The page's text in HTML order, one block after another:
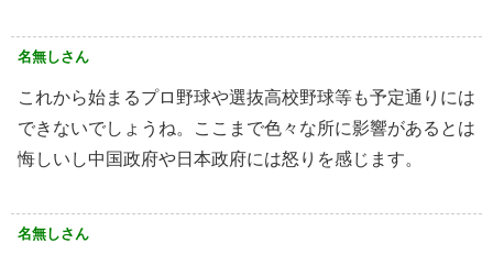
名無しさん
これから始まるプロ野球や選抜高校野球等も予定通りには
できないでしょうね。ここまで色々な所に影響があるとは
悔しいし中国政府や日本政府には怒りを感じます。
名無しさん